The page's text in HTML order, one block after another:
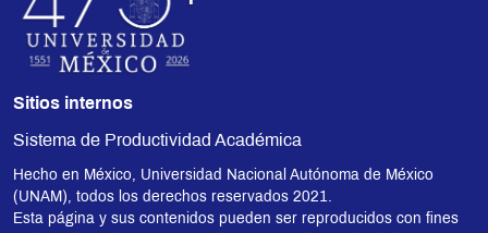
Sitios internos
Sistema de Productividad Académica
Hecho en México, Universidad Nacional Autónoma de México
(UNAM), todos los derechos reservados 2021.
Esta página y sus contenidos pueden ser reproducidos con fines